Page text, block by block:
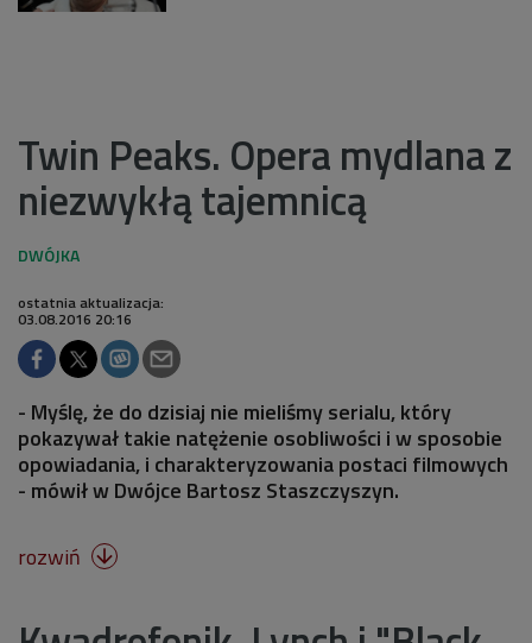
Twin Peaks. Opera mydlana z
niezwykłą tajemnicą
ostatnia aktualizacja:
03.08.2016 20:16
- Myślę, że do dzisiaj nie mieliśmy serialu, który
pokazywał takie natężenie osobliwości i w sposobie
opowiadania, i charakteryzowania postaci filmowych
- mówił w Dwójce Bartosz Staszczyszyn.
rozwiń 